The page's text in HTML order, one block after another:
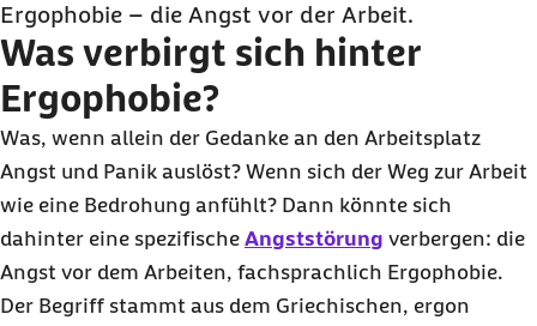
Ergophobie – die Angst vor der Arbeit.
Was verbirgt sich hinter
Ergophobie?
Was, wenn allein der Gedanke an den Arbeitsplatz
Angst und Panik auslöst? Wenn sich der Weg zur Arbeit
wie eine Bedrohung anfühlt? Dann könnte sich
dahinter eine spezifische Angststörung verbergen: die
Angst vor dem Arbeiten, fachsprachlich Ergophobie.
Der Begriff stammt aus dem Griechischen, ergon